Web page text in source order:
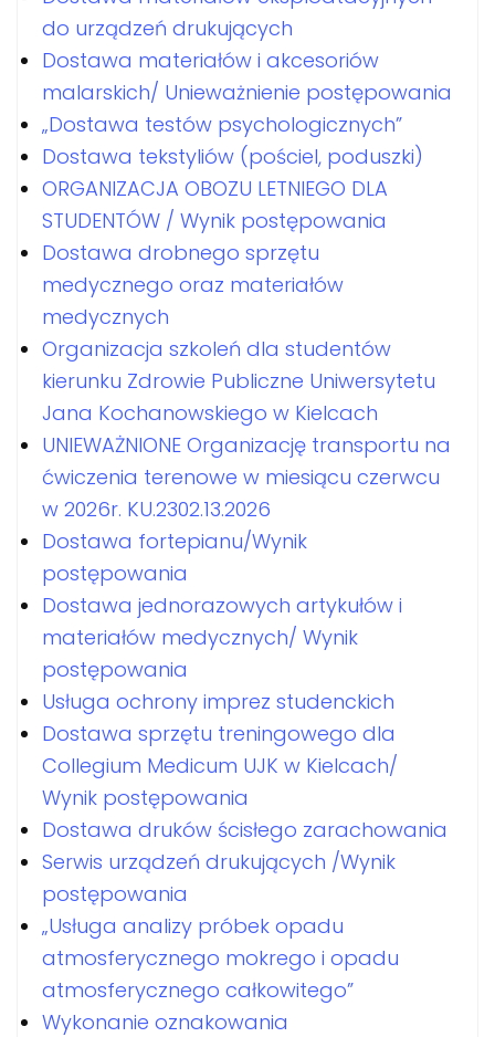
do urządzeń drukujących
Dostawa materiałów i akcesoriów
malarskich/ Unieważnienie postępowania
„Dostawa testów psychologicznych”
Dostawa tekstyliów (pościel, poduszki)
ORGANIZACJA OBOZU LETNIEGO DLA
STUDENTÓW / Wynik postępowania
Dostawa drobnego sprzętu
medycznego oraz materiałów
medycznych
Organizacja szkoleń dla studentów
kierunku Zdrowie Publiczne Uniwersytetu
Jana Kochanowskiego w Kielcach
UNIEWAŻNIONE Organizację transportu na
ćwiczenia terenowe w miesiącu czerwcu
w 2026r. KU.2302.13.2026
Dostawa fortepianu/Wynik
postępowania
Dostawa jednorazowych artykułów i
materiałów medycznych/ Wynik
postępowania
Usługa ochrony imprez studenckich
Dostawa sprzętu treningowego dla
Collegium Medicum UJK w Kielcach/
Wynik postępowania
Dostawa druków ścisłego zarachowania
Serwis urządzeń drukujących /Wynik
postępowania
„Usługa analizy próbek opadu
atmosferycznego mokrego i opadu
atmosferycznego całkowitego”
Wykonanie oznakowania